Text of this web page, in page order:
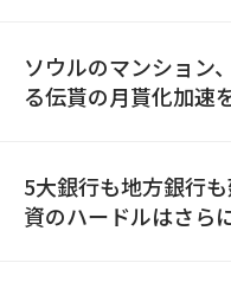
ソウルのマンション
る伝貰の月貰化加速
5大銀行も地方銀行
資のハードルはさら